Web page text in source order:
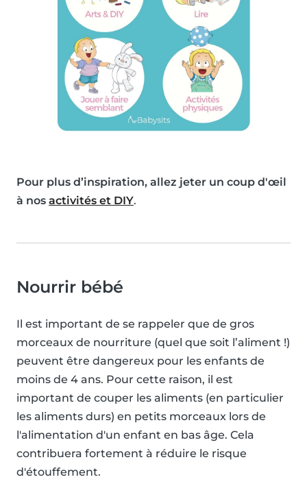
Pour plus d’inspiration, allez jeter un coup d'œil
à nos activités et DIY.
Nourrir bébé
Il est important de se rappeler que de gros
morceaux de nourriture (quel que soit l’aliment !)
peuvent être dangereux pour les enfants de
moins de 4 ans. Pour cette raison, il est
important de couper les aliments (en particulier
les aliments durs) en petits morceaux lors de
l'alimentation d'un enfant en bas âge. Cela
contribuera fortement à réduire le risque
d'étouffement.